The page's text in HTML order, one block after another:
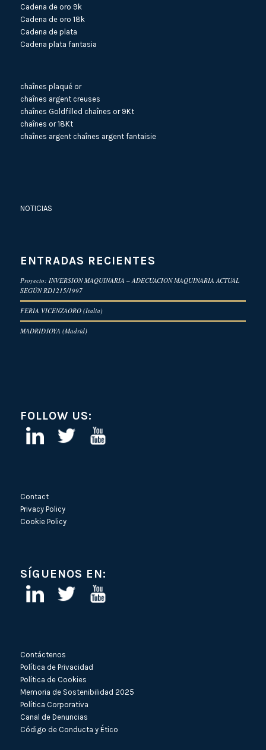
Cadena de oro 9k
Cadena de oro 18k
Cadena de plata
Cadena plata fantasia
chaînes plaqué or
chaînes argent creuses
chaînes Goldfilled chaînes or 9Kt
chaînes or 18Kt
chaînes argent chaînes argent fantaisie
NOTICIAS
ENTRADAS RECIENTES
Proyecto: INVERSION MAQUINARIA – ADECUACION MAQUINARIA ACTUAL
SEGÚN RD1215/1997
FERIA VICENZAORO (Italia)
MADRIDJOYA (Madrid)
FOLLOW US:
Contact
Privacy Policy
Cookie Policy
SÍGUENOS EN:
Contáctenos
Política de Privacidad
Política de Cookies
Memoria de Sostenibilidad 2025
Política Corporativa
Canal de Denuncias
Código de Conducta y Ético